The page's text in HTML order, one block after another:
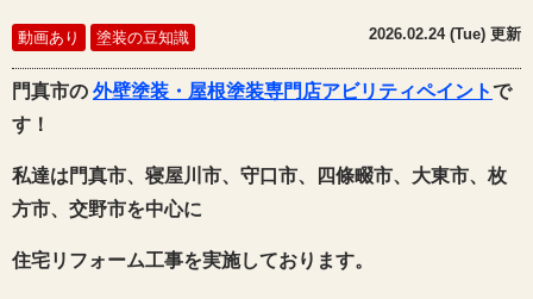
動画あり 塗装の豆知識 2026.02.24 (Tue) 更新
門真市の 外壁塗装・屋根塗装専門店アビリティペイントで
す！
私達は門真市、寝屋川市、守口市、四條畷市、大東市、枚
方市、交野市を中心に
住宅リフォーム工事を実施しております。